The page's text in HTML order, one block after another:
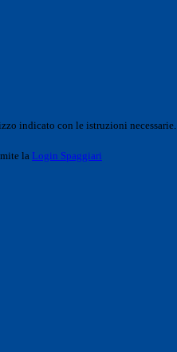
indicato con le istruzioni necessarie.
la Login Spaggiari